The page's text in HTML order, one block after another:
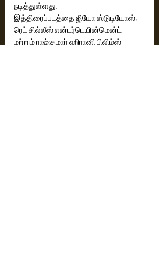
நடித்துள்ளது.
இத்திரைப்படத்தை ஜியோ ஸ்டுடியோஸ்,
ரெட் சில்லீஸ் என்டர்டெயின்மென்ட்
மற்றும் ராஜ்குமார் ஹிரானி பிலிம்ஸ்